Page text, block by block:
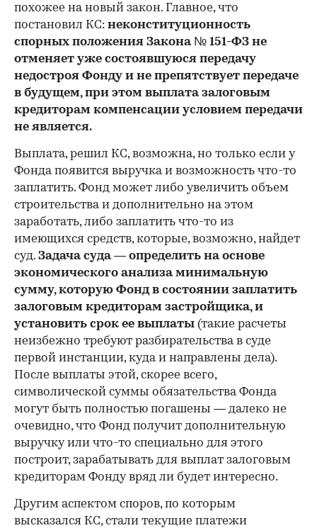
похожее на новый закон. Главное, что
постановил КС: неконституционность
спорных положения Закона № 151-ФЗ не
отменяет уже состоявшуюся передачу
недостроя Фонду и не препятствует передаче
в будущем, при этом выплата залоговым
кредиторам компенсации условием передачи
не является.
Выплата, решил КС, возможна, но только если у
Фонда появится выручка и возможность что-то
заплатить. Фонд может либо увеличить объем
строительства и дополнительно на этом
заработать, либо заплатить что-то из
имеющихся средств, которые, возможно, найдет
суд. Задача суда — определить на основе
экономического анализа минимальную
сумму, которую Фонд в состоянии заплатить
залоговым кредиторам застройщика, и
установить срок ее выплаты (такие расчеты
неизбежно требуют разбирательства в суде
первой инстанции, куда и направлены дела).
После выплаты этой, скорее всего,
символической суммы обязательства Фонда
могут быть полностью погашены — далеко не
очевидно, что Фонд получит дополнительную
выручку или что-то специально для этого
построит, зарабатывать для выплат залоговым
кредиторам Фонду вряд ли будет интересно.
Другим аспектом споров, по которым
высказался КС, стали текущие платежи